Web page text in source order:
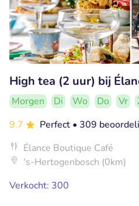
High tea (2 uur) bij
Morgen Di Wo Do Vr
9.7
Perfect • 309
Élance Boutique Café
's-Hertogenbosch (0km)
Verkocht: 300